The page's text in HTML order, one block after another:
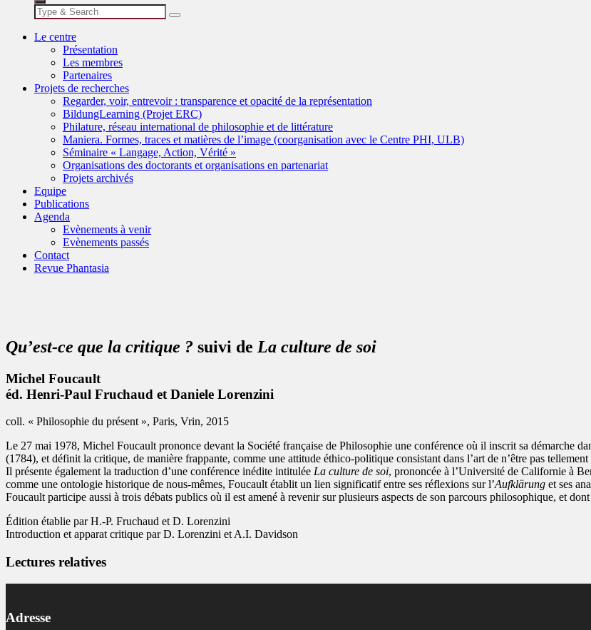
Le centre
Présentation
Les membres
Partenaires
Projets de recherches
Regarder, voir, entrevoir : transparence et opacité de la représentation
BildungLearning (Projet ERC)
Philature, réseau international de philosophie et de littérature
Maniera. Formes, traces et matières de l’image (coorganisation avec le Centre PHI, ULB)
Séminaire « Langage, Action, Vérité »
Organisations des doctorants et organisations en partenariat
Projets archivés
Equipe
Publications
Agenda
Evènements à venir
Evènements passés
Contact
Revue Phantasia
Qu’est-ce que la critique ? suivi de La culture de soi
Michel Foucault
éd. Henri-Paul Fruchaud et Daniele Lorenzini
coll. « Philosophie du présent », Paris, Vrin, 2015
Le 27 mai 1978, Michel Foucault prononce devant la Société française de Philosophie une conférence où il inscrit sa démarche
(1784), et définit la critique, de manière frappante, comme une attitude éthico-politique consistant dans l’art de n’être pas
Il présente également la traduction d’une conférence inédite intitulée La culture de soi, prononcée à l’Université de Californie à
comme une ontologie historique de nous-mêmes, Foucault établit un lien significatif entre ses réflexions sur l’Aufklärung et ses
Foucault participe aussi à trois débats publics où il est amené à revenir sur plusieurs aspects de son parcours philosophique, et
Édition établie par H.-P. Fruchaud et D. Lorenzini
Introduction et apparat critique par D. Lorenzini et A.I. Davidson
Lectures relatives
Adresse